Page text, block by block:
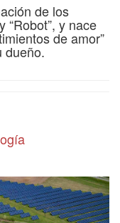
de los
“Robot”, y nace
de amor”
dueño.